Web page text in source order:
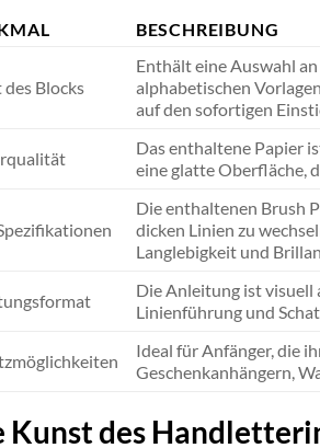
BESCHREIBUNG
Blocks
Enthält eine Auswahl
alphabetischen
auf den sofortigen
Das enthaltene Papier
eine glatte Oberfläche,
Die enthaltenen Brush
dicken Linien zu
Langlebigkeit und
Die Anleitung ist visuell
Linienführung und
Ideal für Anfänger, die
Geschenkanhängern,
Kunst des